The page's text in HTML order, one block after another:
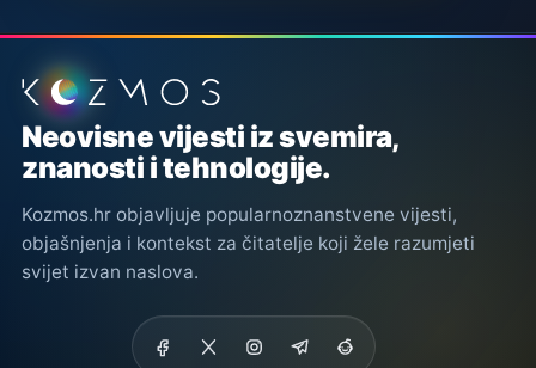
Podnožje stranice
Neovisne vijesti iz svemira,
znanosti i tehnologije.
Kozmos.hr objavljuje popularnoznanstvene vijesti,
objašnjenja i kontekst za čitatelje koji žele razumjeti
svijet izvan naslova.